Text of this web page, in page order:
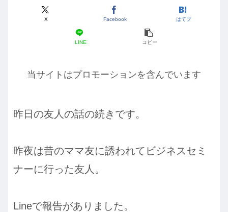
X Facebook はてブ
LINE コピー
当サイトはプロモーションを含んでいます
昨日の友人の話の続きです。
昨夜は昔のママ友に誘われてビジネスセミ
ナーに行った友人。
Lineで報告がありました。